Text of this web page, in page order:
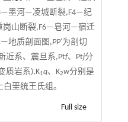
墨河—凌城断裂,F4—纪
山断裂,F6—皂河—宿迁
地质剖面图,PP'为剖切
近系、震旦系,Ptf、Ptj分
质岩系),K1q、K2w分别是
白垩统王氏组。
Full size